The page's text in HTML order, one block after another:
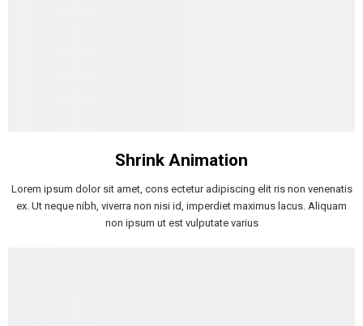
Shrink Animation
Lorem ipsum dolor sit amet, cons ectetur adipiscing elit ris non venenatis
ex. Ut neque nibh, viverra non nisi id, imperdiet maximus lacus. Aliquam
non ipsum ut est vulputate varius